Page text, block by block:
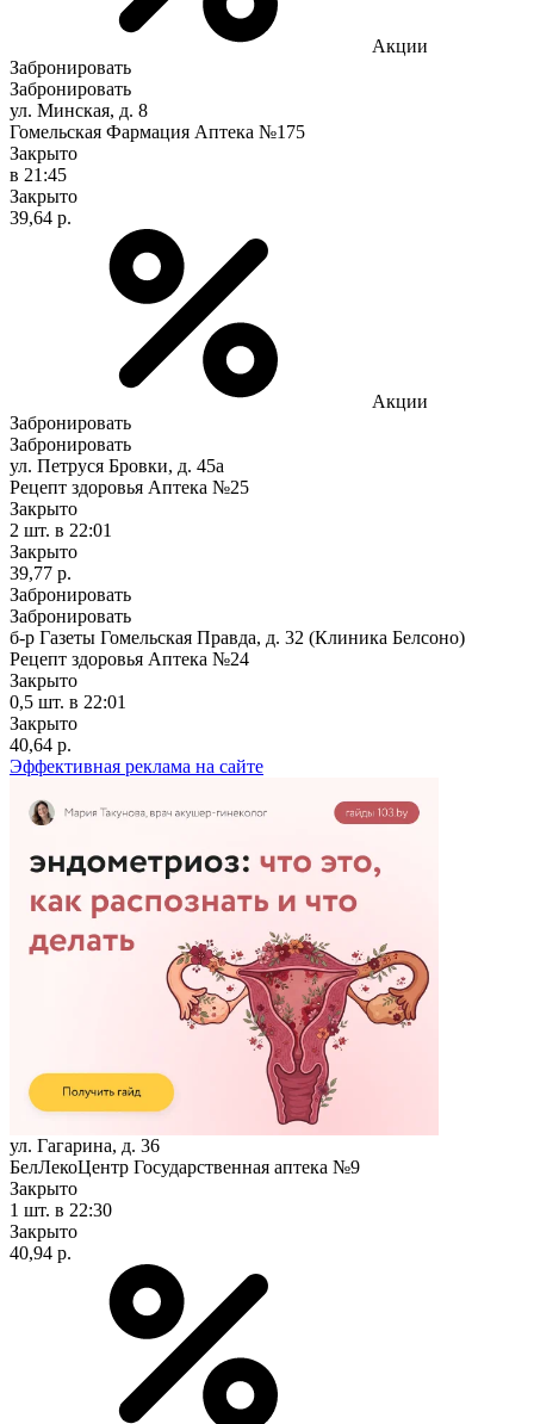
Акции
Забронировать
Забронировать
ул. Минская, д. 8
Гомельская Фармация Аптека №175
Закрыто
в 21:45
Закрыто
39,64 р.
Акции
Забронировать
Забронировать
ул. Петруся Бровки, д. 45а
Рецепт здоровья Аптека №25
Закрыто
2 шт. в 22:01
Закрыто
39,77 р.
Забронировать
Забронировать
б-р Газеты Гомельская Правда, д. 32 (Клиника Белсоно)
Рецепт здоровья Аптека №24
Закрыто
0,5 шт. в 22:01
Закрыто
40,64 р.
Эффективная реклама на сайте
ул. Гагарина, д. 36
БелЛекоЦентр Государственная аптека №9
Закрыто
1 шт. в 22:30
Закрыто
40,94 р.